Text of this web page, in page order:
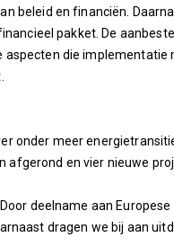
beleid en financiën.
pakket. De
die implementatie
onder meer
en vier nieuwe
deelname aan
dragen we bij aan